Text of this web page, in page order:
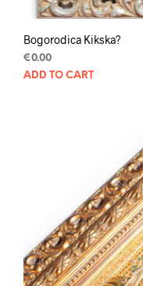
Bogorodica Kikska?
€0.00
ADD TO CART